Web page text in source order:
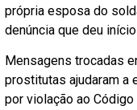
própria esposa do
denúncia que deu
Mensagens trocadas
prostitutas ajudaram a
por violação ao